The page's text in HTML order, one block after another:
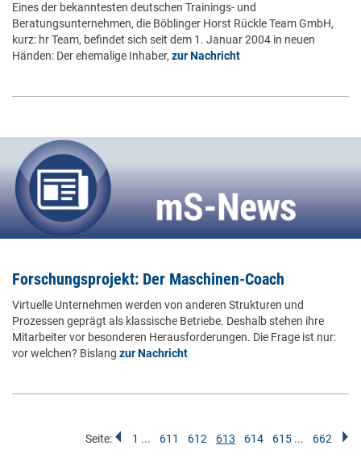
Eines der bekanntesten deutschen Trainings- und
Beratungsunternehmen, die Böblinger Horst Rückle Team GmbH,
kurz: hr Team, befindet sich seit dem 1. Januar 2004 in neuen
Händen: Der ehemalige Inhaber, zur Nachricht
Forschungsprojekt: Der Maschinen-Coach
Virtuelle Unternehmen werden von anderen Strukturen und
Prozessen geprägt als klassische Betriebe. Deshalb stehen ihre
Mitarbeiter vor besonderen Herausforderungen. Die Frage ist nur:
vor welchen? Bislang zur Nachricht
Seite: 1 ... 611 612 613 614 615 ... 662